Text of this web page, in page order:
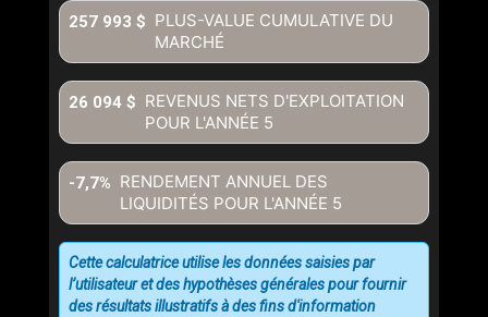
communiquer avec vous.PLUS-VALUE CUMULATIVE DU
MARCHÉ
257 993 $
REVENUS NETS D'EXPLOITATION
POUR L'ANNÉE 5
26 094 $
RENDEMENT ANNUEL DES
LIQUIDITÉS POUR L'ANNÉE 5
-7,7%
Cette calculatrice utilise les données saisies par
l’utilisateur et des hypothèses générales pour fournir
des résultats illustratifs à des fins d'information